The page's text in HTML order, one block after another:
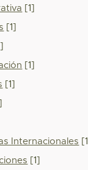
[1]
[1]
[1]
[1]
Internacionales
[1]